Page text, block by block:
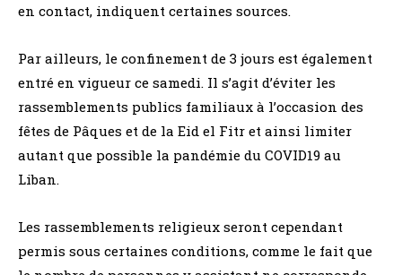
en contact, indiquent certaines sources.
Par ailleurs, le confinement de 3 jours est également
entré en vigueur ce samedi. Il s’agit d’éviter les
rassemblements publics familiaux à l’occasion des
fêtes de Pâques et de la Eid el Fitr et ainsi limiter
autant que possible la pandémie du COVID19 au
Liban.
Les rassemblements religieux seront cependant
permis sous certaines conditions, comme le fait que